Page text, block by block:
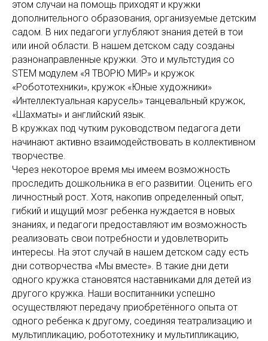
этом случаи на помощь приходят и кружки
дополнительного образования, организуемые детским
садом. В них педагоги углубляют знания детей в тои
или иной области. В нашем детском саду созданы
разнонаправленные кружки. Это и мультстудия со
STEM модулем «Я ТВОРЮ МИР» и кружок
«Робототехники», кружок «Юные художники»
«Интеллектуальная карусель» танцевальный кружок,
«Шахматы» и английский язык.
В кружках под чутким руководством педагога дети
начинают активно взаимодействовать в коллективном
творчестве.
Через некоторое время мы имеем возможность
проследить дошкольника в его развитии. Оценить его
личностный рост. Хотя, накопив определенный опыт,
гибкий и ищущий мозг ребенка нуждается в новых
знаниях, и педагоги предоставляют им возможность
реализовать свои потребности и удовлетворить
интересы. На этот случай в нашем детском саду есть
дни сотворчества «Мы вместе». В такие дни дети
одного кружка становятся наставниками для детей из
другого кружка. Наши воспитанники успешно
осуществляют передачу приобретённого опыта от
одного ребенка к другому, соединяя театрализацию и
мультипликацию, робототехнику и мультипликацию,